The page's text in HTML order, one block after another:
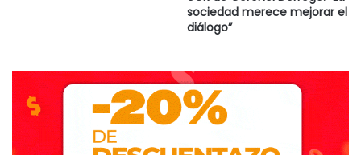
sociedad merece mejorar el
diálogo”